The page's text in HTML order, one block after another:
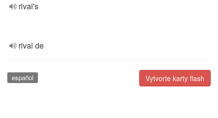
rival's
rival de
Vytvorte karty flash
español